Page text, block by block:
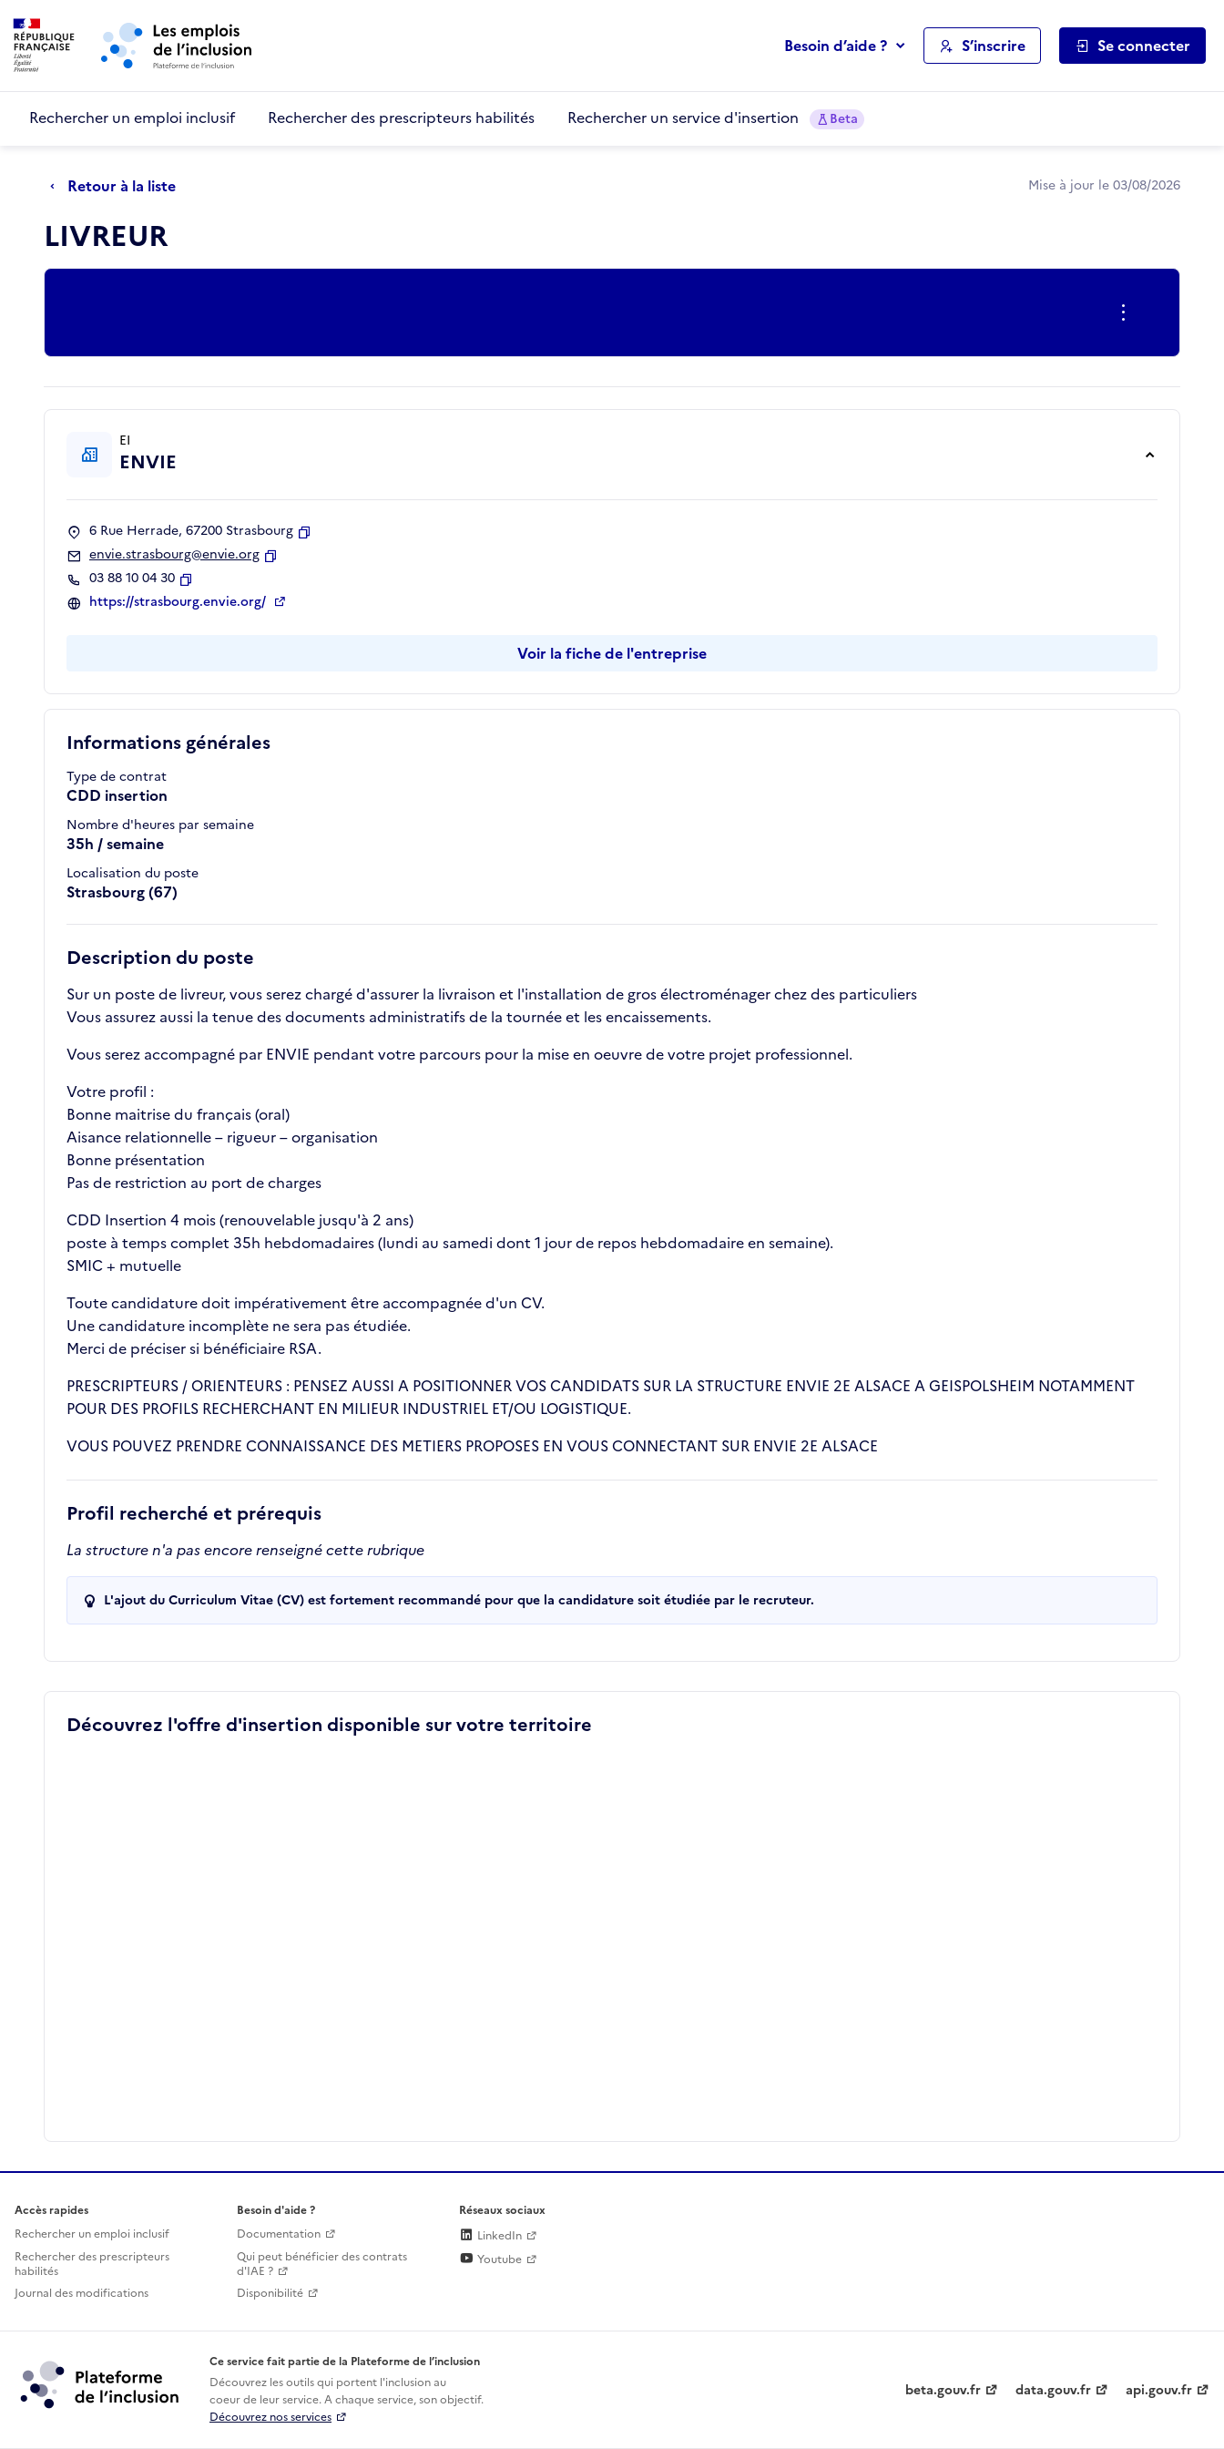
Aller au menu principal
Besoin d’aide ? S’inscrire Se connecter
Rechercher un emploi inclusif Rechercher des prescripteurs habilités Rechercher un service d'insertion Beta
Retour à la liste Mise à jour le 03/08/2026
LIVREUR
Informations générales
Type de contrat
CDD insertion
Nombre d'heures par semaine
35h / semaine
Localisation du poste
Strasbourg (67)
Description du poste
Sur un poste de livreur, vous serez chargé d'assurer la livraison et l'installation de gros électroménager chez des particuliers
Vous assurez aussi la tenue des documents administratifs de la tournée et les encaissements.
Vous serez accompagné par ENVIE pendant votre parcours pour la mise en oeuvre de votre projet professionnel.
Votre profil :
Bonne maitrise du français (oral)
Aisance relationnelle – rigueur – organisation
Bonne présentation
Pas de restriction au port de charges
CDD Insertion 4 mois (renouvelable jusqu'à 2 ans)
poste à temps complet 35h hebdomadaires (lundi au samedi dont 1 jour de repos hebdomadaire en semaine).
SMIC + mutuelle
Toute candidature doit impérativement être accompagnée d'un CV.
Une candidature incomplète ne sera pas étudiée.
Merci de préciser si bénéficiaire RSA.
PRESCRIPTEURS / ORIENTEURS : PENSEZ AUSSI A POSITIONNER VOS CANDIDATS SUR LA STRUCTURE ENVIE 2E ALSACE A GEISPOLSHEIM NOTAMMENT
POUR DES PROFILS RECHERCHANT EN MILIEUR INDUSTRIEL ET/OU LOGISTIQUE.
VOUS POUVEZ PRENDRE CONNAISSANCE DES METIERS PROPOSES EN VOUS CONNECTANT SUR ENVIE 2E ALSACE
Profil recherché et prérequis
La structure n'a pas encore renseigné cette rubrique
L'ajout du Curriculum Vitae (CV) est fortement recommandé pour que la candidature soit étudiée par le recruteur.
EI
ENVIE
6 Rue Herrade, 67200 Strasbourg
envie.strasbourg@envie.org
03 88 10 04 30
Copier
https://strasbourg.envie.org/
Voir la fiche de l'entreprise
Découvrez l'offre d'insertion disponible sur votre territoire
Accès rapides
Rechercher un emploi inclusif
Rechercher des prescripteurs
habilités
Journal des modifications
Besoin d'aide ?
Documentation
Qui peut bénéficier des contrats
d'IAE ?
Disponibilité
Réseaux sociaux
LinkedIn
Youtube
Ce service fait partie de la Plateforme de l’inclusion
Découvrez les outils qui portent l'inclusion au
coeur de leur service. A chaque service, son objectif.
Découvrez nos services
beta.gouv.fr data.gouv.fr api.gouv.fr